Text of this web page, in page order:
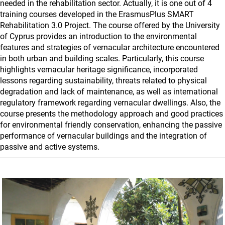
needed in the rehabilitation sector. Actually, it is one out of 4
training courses developed in the ErasmusPlus SMART
Rehabilitation 3.0 Project. The course offered by the University
of Cyprus provides an introduction to the environmental
features and strategies of vernacular architecture encountered
in both urban and building scales. Particularly, this course
highlights vernacular heritage significance, incorporated
lessons regarding sustainability, threats related to physical
degradation and lack of maintenance, as well as international
regulatory framework regarding vernacular dwellings. Also, the
course presents the methodology approach and good practices
for environmental friendly conservation, enhancing the passive
performance of vernacular buildings and the integration of
passive and active systems.